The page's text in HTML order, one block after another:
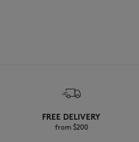
FREE DELIVERY
from $200